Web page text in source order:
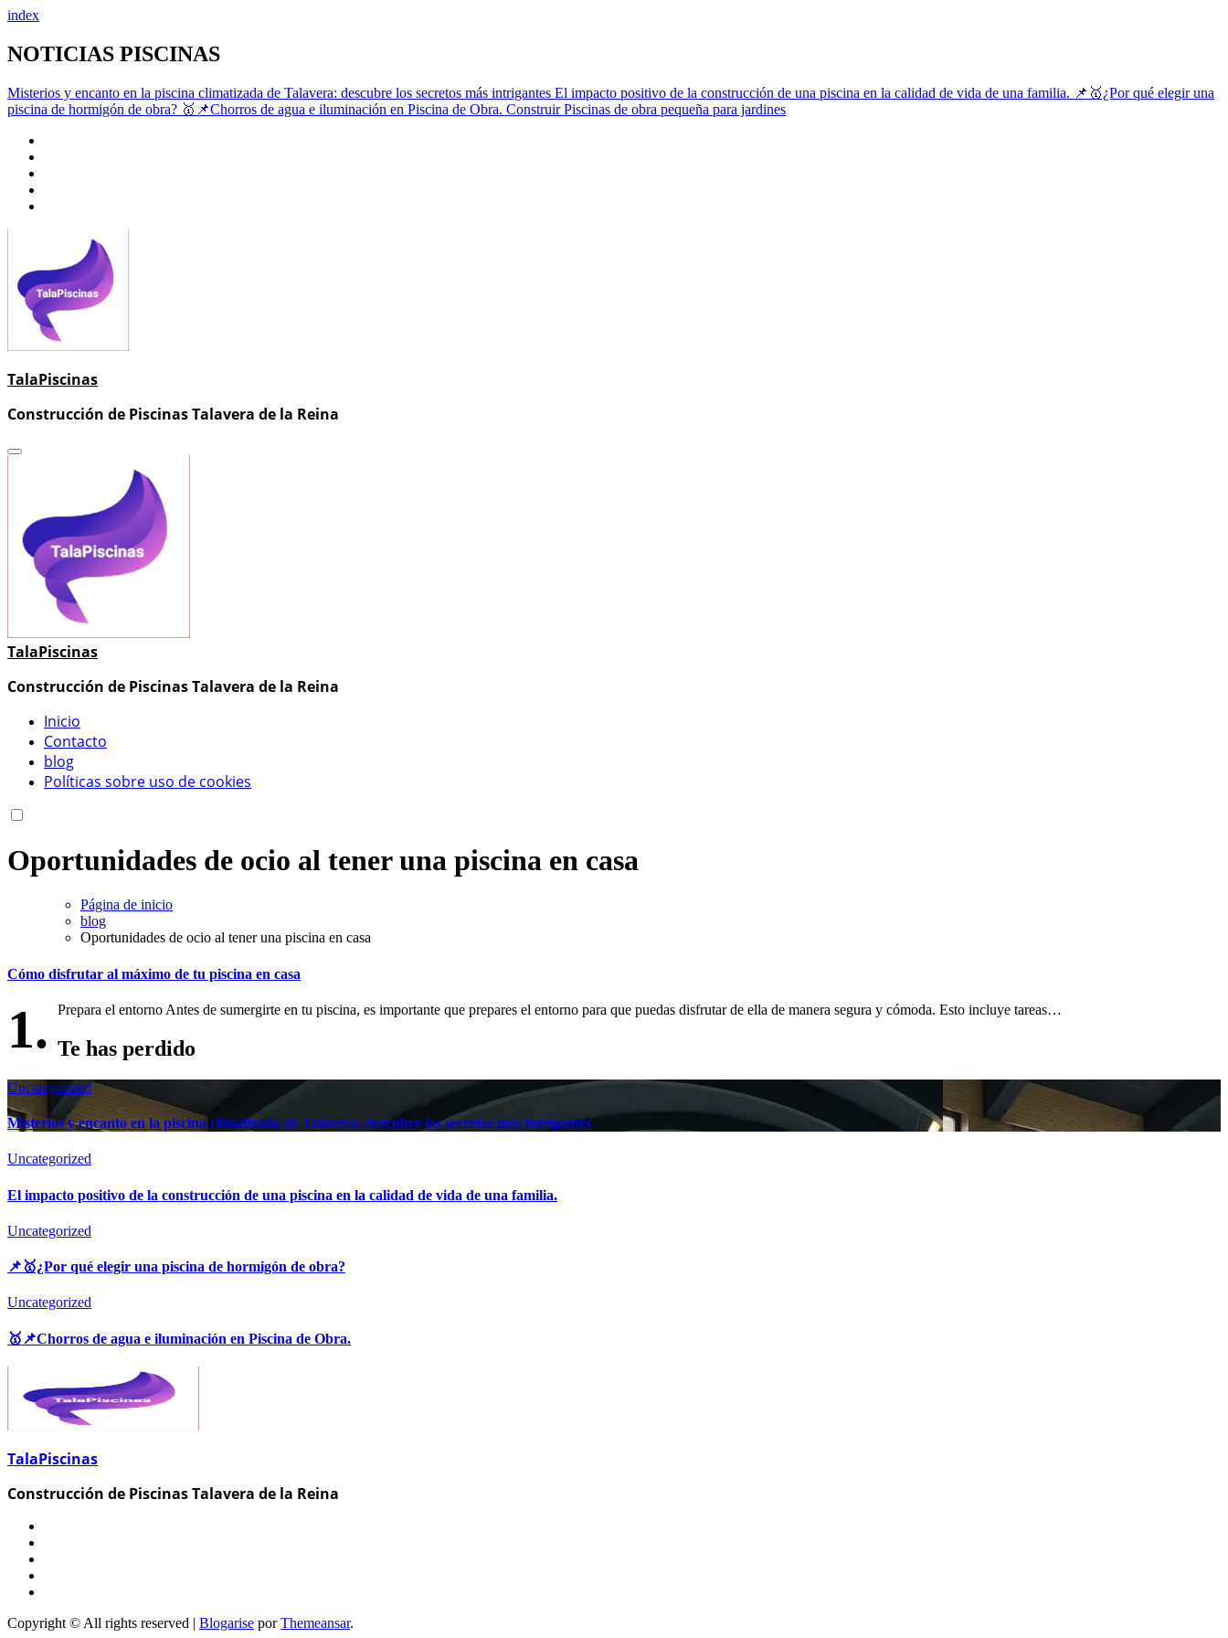
index
Saltar
al
NOTICIAS PISCINAS
Misterios y encanto en la piscina climatizada de Talavera: descubre los secretos más intrigantes El impacto positivo de la construcción de una piscina en la calidad de vida de una familia. 📌🥇¿Por qué elegir una
piscina de hormigón de obra? 🥇📌Chorros de agua e iluminación en Piscina de Obra. Construir Piscinas de obra pequeña para jardines
TalaPiscinas
Construcción de Piscinas Talavera de la Reina
TalaPiscinas
Construcción de Piscinas Talavera de la Reina
Inicio
Contacto
blog
Políticas sobre uso de cookies
Oportunidades de ocio al tener una piscina en casa
Página de inicio
blog
Oportunidades de ocio al tener una piscina en casa
Cómo disfrutar al máximo de tu piscina en casa
1. Prepara el entorno Antes de sumergirte en tu piscina, es importante que prepares el entorno para que puedas disfrutar de ella de manera segura y cómoda. Esto incluye tareas…
Te has perdido
Uncategorized
Misterios y encanto en la piscina climatizada de Talavera: descubre los secretos más intrigantes
Uncategorized
El impacto positivo de la construcción de una piscina en la calidad de vida de una familia.
Uncategorized
📌🥇¿Por qué elegir una piscina de hormigón de obra?
Uncategorized
🥇📌Chorros de agua e iluminación en Piscina de Obra.
TalaPiscinas
Construcción de Piscinas Talavera de la Reina
Copyright © All rights reserved | Blogarise porThemeansar.